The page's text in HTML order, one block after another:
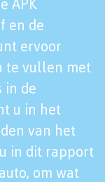
APK
en de
ervoor
te vullen met
in de
u in het
van het
in dit rapport
om wat